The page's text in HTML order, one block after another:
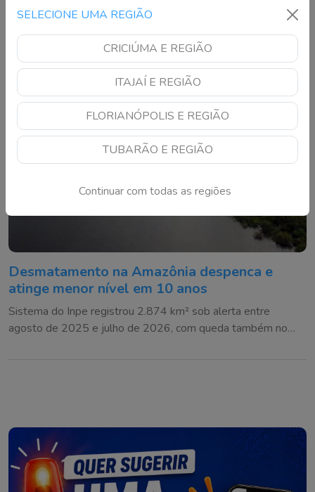
SELECIONE UMA REGIÃO
CRICIÚMA E REGIÃO
ITAJAÍ E REGIÃO
FLORIANÓPOLIS E REGIÃO
TUBARÃO E REGIÃO
Continuar com todas as regiões
Catarinense do FAM 2026 e disputará premiações em
Desmatamento na Amazônia despenca e
atinge menor nível em 10 anos
Sistema do Inpe registrou 2.874 km² sob alerta entre
agosto de 2025 e julho de 2026, com queda também no